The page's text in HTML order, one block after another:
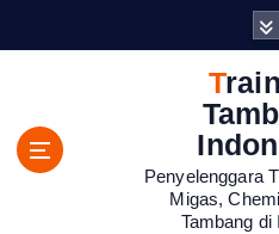
Training
Penyelenggara
Migas,
Tambang di